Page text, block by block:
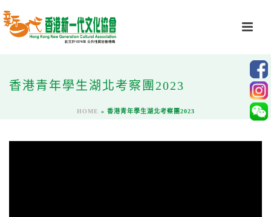
香港青年學生湖北考察團2023
HOME » 香港青年學生湖北考察團2023